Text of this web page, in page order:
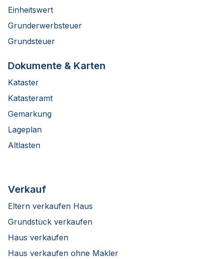
Einheitswert
Grunderwerbsteuer
Grundsteuer
Dokumente & Karten
Kataster
Katasteramt
Gemarkung
Lageplan
Altlasten
Verkauf
Eltern verkaufen Haus
Grundstück verkaufen
Haus verkaufen
Haus verkaufen ohne Makler